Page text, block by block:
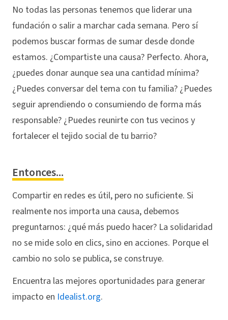
No todas las personas tenemos que liderar una
fundación o salir a marchar cada semana. Pero sí
podemos buscar formas de sumar desde donde
estamos. ¿Compartiste una causa? Perfecto. Ahora,
¿puedes donar aunque sea una cantidad mínima?
¿Puedes conversar del tema con tu familia? ¿Puedes
seguir aprendiendo o consumiendo de forma más
responsable? ¿Puedes reunirte con tus vecinos y
fortalecer el tejido social de tu barrio?
Entonces...
Compartir en redes es útil, pero no suficiente. Si
realmente nos importa una causa, debemos
preguntarnos: ¿qué más puedo hacer? La solidaridad
no se mide solo en clics, sino en acciones. Porque el
cambio no solo se publica, se construye.
Encuentra las mejores oportunidades para generar
impacto en Idealist.org.